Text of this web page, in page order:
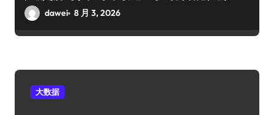
dawei 8 月 3, 2026
大数据